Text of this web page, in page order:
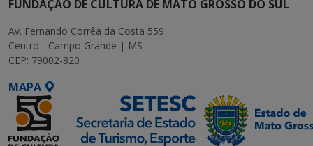
FUNDAÇÃO DE CULTURA DE MATO GROSSO DO SUL
Av. Fernando Corrêa da Costa 559
Centro - Campo Grande | MS
CEP: 79002-820
MAPA